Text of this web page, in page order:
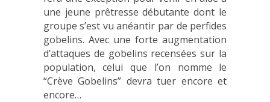
une jeune prêtresse débutante dont le
groupe s’est vu anéantir par de perfides
gobelins. Avec une forte augmentation
d’attaques de gobelins recensées sur la
population, celui que l’on nomme le
“Crève Gobelins” devra tuer encore et
encore…